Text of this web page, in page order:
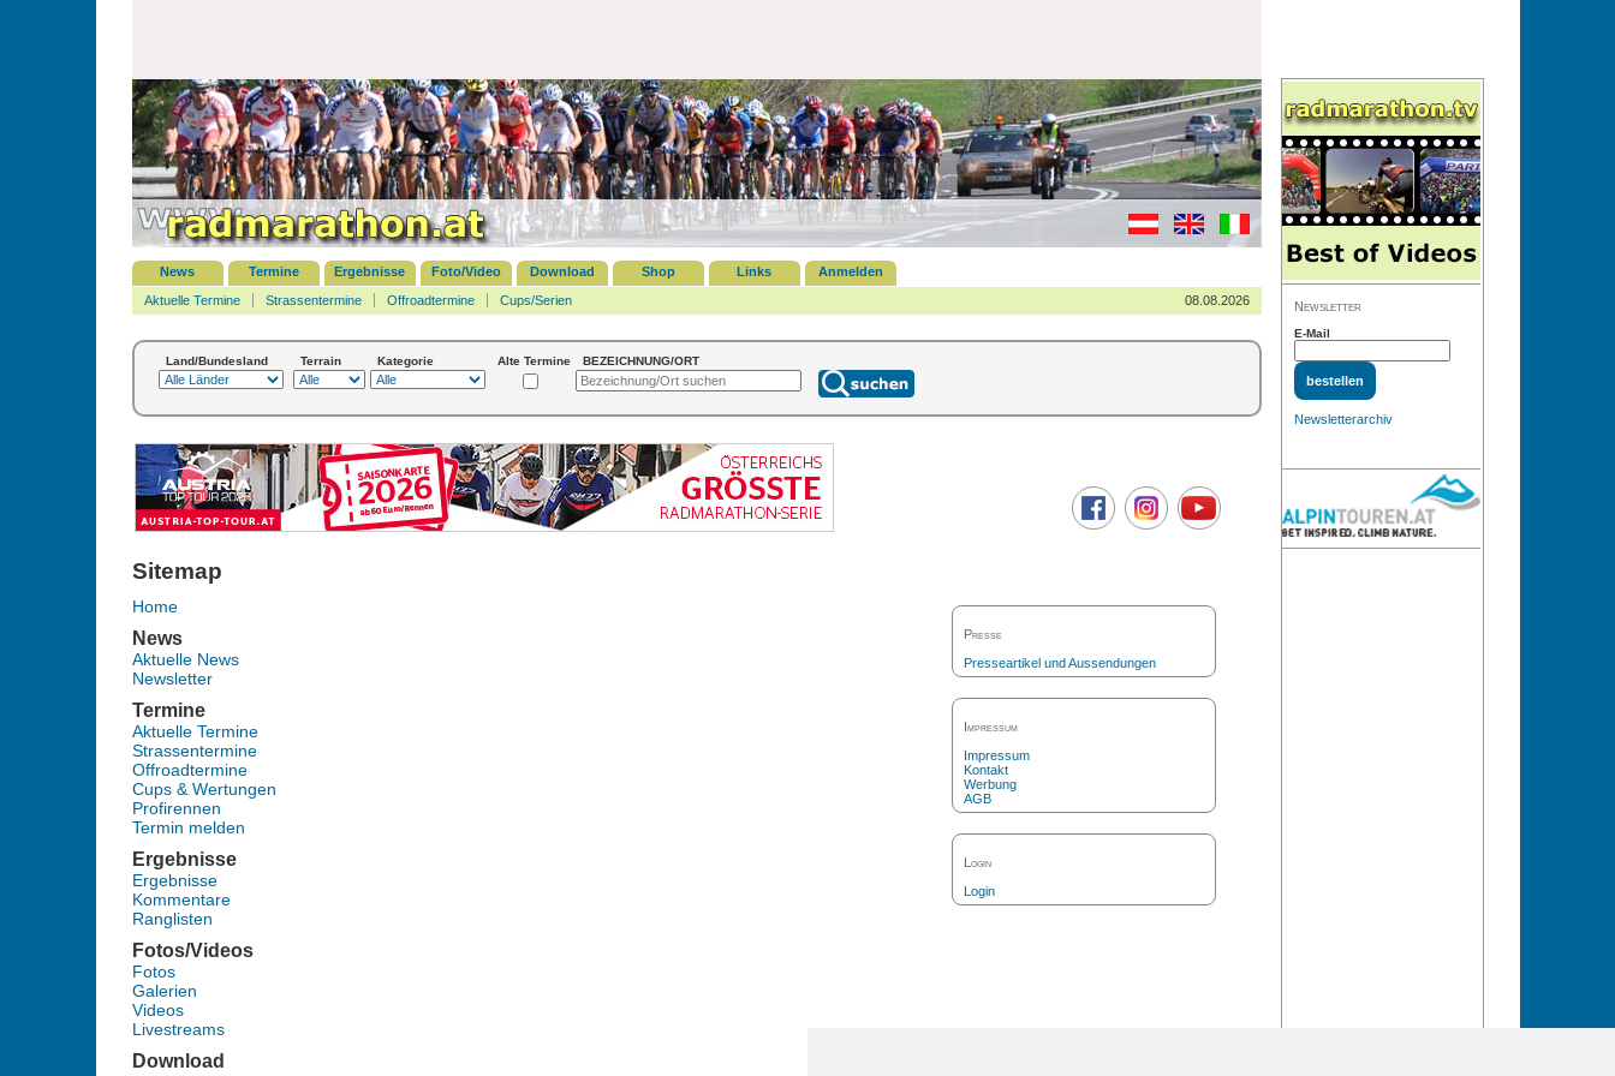
News Termine Ergebnisse Foto/Video Download Shop Links
Anmelden
Aktuelle Termine
Strassentermine Offroadtermine Cups/Serien 08.08.2026
Land/Bundesland Terrain Kategorie Alte Termine BEZEICHNUNG/ORT
Sitemap
Presse
Presseartikel und Aussendungen
Impressum
Impressum
Kontakt
Werbung
AGB
Login
Login
Home
News
Aktuelle News
Newsletter
Termine
Aktuelle Termine
Strassentermine
Offroadtermine
Cups & Wertungen
Profirennen
Termin melden
Ergebnisse
Ergebnisse
Kommentare
Ranglisten
Fotos/Videos
Fotos
Galerien
Videos
Livestreams
Download
Newsletter
E-Mail
Newsletterarchiv